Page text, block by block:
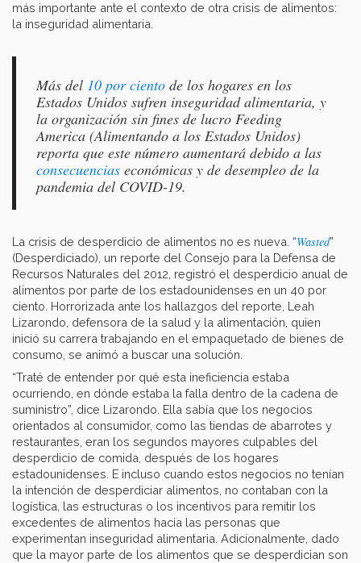
más importante ante el contexto de otra crisis de alimentos:
la inseguridad alimentaria.
Más del 10 por ciento de los hogares en los
Estados Unidos sufren inseguridad alimentaria, y
la organización sin fines de lucro Feeding
America (Alimentando a los Estados Unidos)
reporta que este número aumentará debido a las
consecuencias económicas y de desempleo de la
pandemia del COVID-19.
La crisis de desperdicio de alimentos no es nueva. “Wasted”
(Desperdiciado), un reporte del Consejo para la Defensa de
Recursos Naturales del 2012, registró el desperdicio anual de
alimentos por parte de los estadounidenses en un 40 por
ciento. Horrorizada ante los hallazgos del reporte, Leah
Lizarondo, defensora de la salud y la alimentación, quien
inició su carrera trabajando en el empaquetado de bienes de
consumo, se animó a buscar una solución.
“Traté de entender por qué esta ineficiencia estaba
ocurriendo, en dónde estaba la falla dentro de la cadena de
suministro”, dice Lizarondo. Ella sabía que los negocios
orientados al consumidor, como las tiendas de abarrotes y
restaurantes, eran los segundos mayores culpables del
desperdicio de comida, después de los hogares
estadounidenses. E incluso cuando estos negocios no tenían
la intención de desperdiciar alimentos, no contaban con la
logística, las estructuras o los incentivos para remitir los
excedentes de alimentos hacia las personas que
experimentan inseguridad alimentaria. Adicionalmente, dado
que la mayor parte de los alimentos que se desperdician son